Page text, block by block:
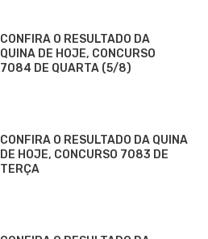
CONFIRA O RESULTADO DA
QUINA DE HOJE, CONCURSO
7084 DE QUARTA (5/8)
CONFIRA O RESULTADO DA QUINA
DE HOJE, CONCURSO 7083 DE
TERÇA